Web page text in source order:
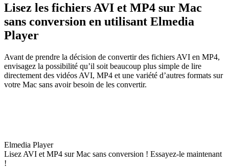
Lisez les fichiers AVI et MP4 sur Mac
sans conversion en utilisant Elmedia
Player
Avant de prendre la décision de convertir des fichiers AVI en MP4,
envisagez la possibilité qu’il soit beaucoup plus simple de lire
directement des vidéos AVI, MP4 et une variété d’autres formats sur
votre Mac sans avoir besoin de les convertir.
Elmedia Player
Lisez AVI et MP4 sur Mac sans conversion ! Essayez-le maintenant
!